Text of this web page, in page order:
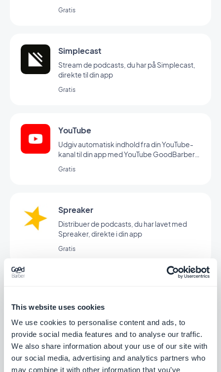
This website uses cookies
We use cookies to personalise content and ads, to
provide social media features and to analyse our traffic.
We also share information about your use of our site with
our social media, advertising and analytics partners who
may combine it with other information that you’ve
Gratis
Simplecast
Stream de podcasts, du har på Simplecast,
direkte til din app
Gratis
YouTube
Udgiv automatisk indhold fra din YouTube-
kanal til din app med YouTube GoodBarber-
Gratis
Spreaker
Distribuer de podcasts, du har lavet med
Spreaker, direkte i din app
Gratis
Vis automatisk det indhold, du lægger op på
Vimeo-integration, så du kan synkronisere
dine opslag i realtid.